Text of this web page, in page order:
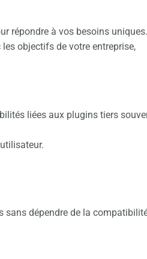
répondre à vos besoins uniques.
objectifs de votre entreprise,
liées aux plugins tiers
sans dépendre de la